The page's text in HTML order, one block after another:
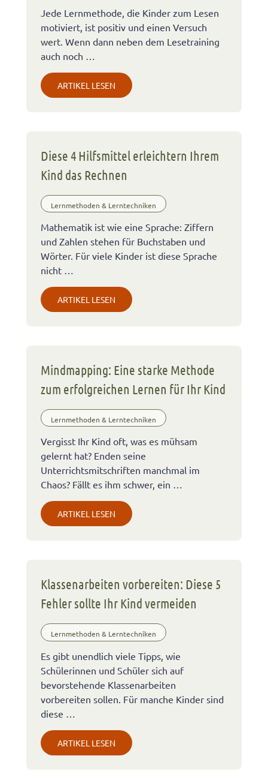
Jede Lernmethode, die Kinder zum Lesen
motiviert, ist positiv und einen Versuch
wert. Wenn dann neben dem Lesetraining
auch noch …
ARTIKEL LESEN
Diese 4 Hilfsmittel erleichtern Ihrem
Kind das Rechnen
Lernmethoden & Lerntechniken
Mathematik ist wie eine Sprache: Ziffern
und Zahlen stehen für Buchstaben und
Wörter. Für viele Kinder ist diese Sprache
nicht …
ARTIKEL LESEN
Mindmapping: Eine starke Methode
zum erfolgreichen Lernen für Ihr Kind
Lernmethoden & Lerntechniken
Vergisst Ihr Kind oft, was es mühsam
gelernt hat? Enden seine
Unterrichtsmitschriften manchmal im
Chaos? Fällt es ihm schwer, ein …
ARTIKEL LESEN
Klassenarbeiten vorbereiten: Diese 5
Fehler sollte Ihr Kind vermeiden
Lernmethoden & Lerntechniken
Es gibt unendlich viele Tipps, wie
Schülerinnen und Schüler sich auf
bevorstehende Klassenarbeiten
vorbereiten sollen. Für manche Kinder sind
diese …
ARTIKEL LESEN